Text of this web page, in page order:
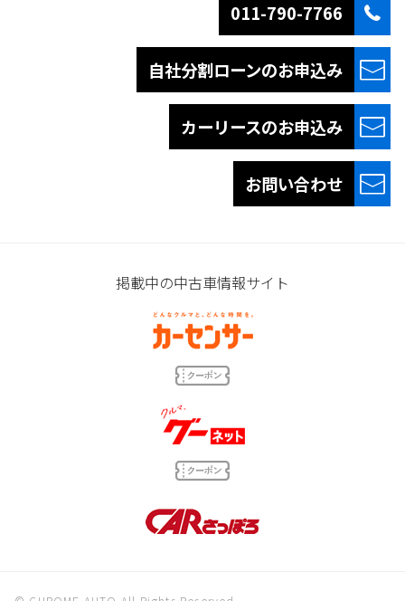
011-790-7766
自社分割ローンのお申込み
カーリースのお申込み
お問い合わせ
掲載中の中古車情報サイト